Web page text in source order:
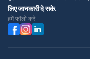
लिए जानकारी दे सके.
हमें फॉलो करें